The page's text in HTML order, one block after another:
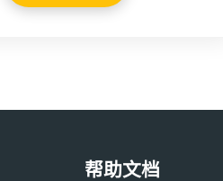
帮助文档